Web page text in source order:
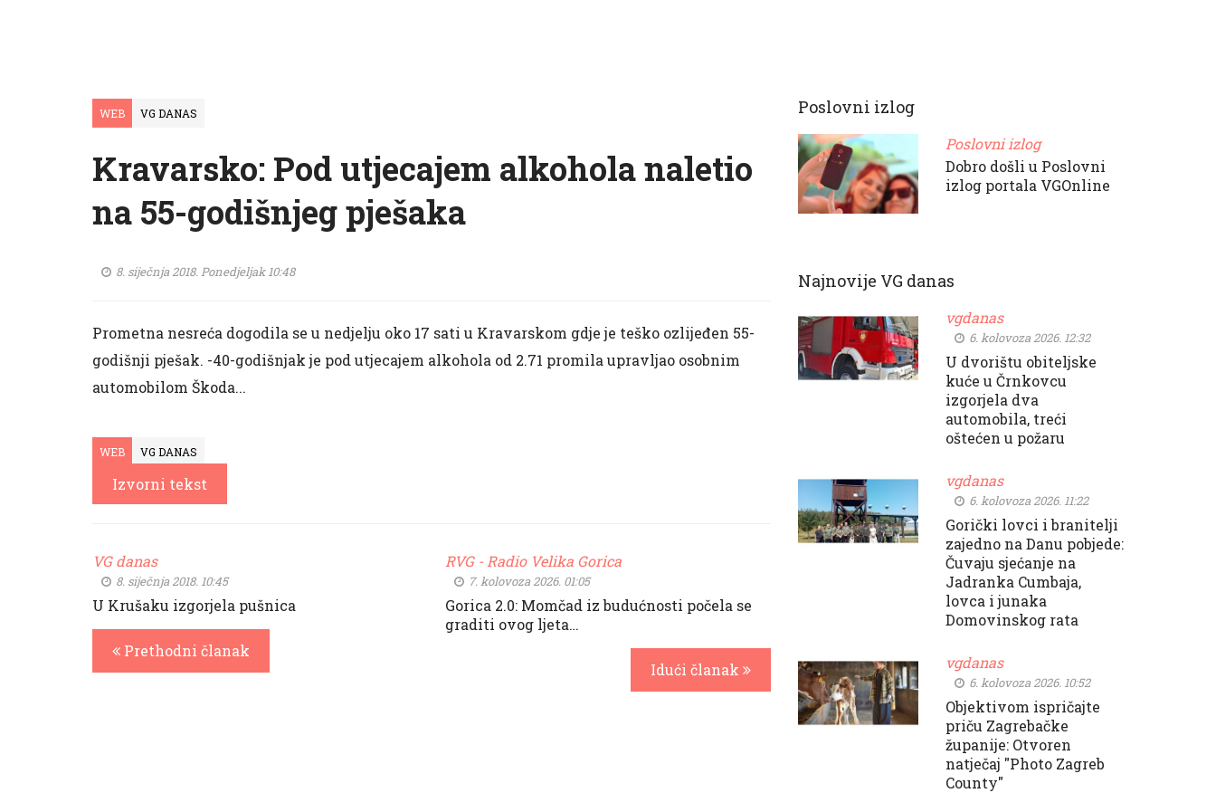
WEB VG DANAS
Kravarsko: Pod utjecajem alkohola naletio
na 55-godišnjeg pješaka
8. siječnja 2018. Ponedjeljak 10:48
Prometna nesreća dogodila se u nedjelju oko 17 sati u Kravarskom gdje je teško ozlijeđen 55-
godišnji pješak. -40-godišnjak je pod utjecajem alkohola od 2.71 promila upravljao osobnim
automobilom Škoda...
WEB VG DANAS
Izvorni tekst
VG danas
8. siječnja 2018. 10:45
U Krušaku izgorjela pušnica
Prethodni članak
RVG - Radio Velika Gorica
7. kolovoza 2026. 01:05
Gorica 2.0: Momčad iz budućnosti počela se
graditi ovog ljeta…
Idući članak
Poslovni izlog
Poslovni izlog
Dobro došli u Poslovni
izlog portala VGOnline
Najnovije VG danas
vgdanas
6. kolovoza 2026. 12:32
U dvorištu obiteljske
kuće u Črnkovcu
izgorjela dva
automobila, treći
oštećen u požaru
vgdanas
6. kolovoza 2026. 11:22
Gorički lovci i branitelji
zajedno na Danu pobjede:
Čuvaju sjećanje na
Jadranka Cumbaja,
lovca i junaka
Domovinskog rata
vgdanas
6. kolovoza 2026. 10:52
Objektivom ispričajte
priču Zagrebačke
županije: Otvoren
natječaj "Photo Zagreb
County"